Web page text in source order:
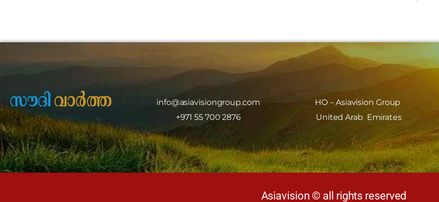
info@asiavisiongroup.com
+971 55 700 2876
HO – Asiavision Group
United Arab Emirates
Asiavision © all rights reserved